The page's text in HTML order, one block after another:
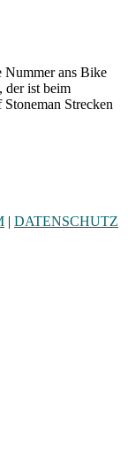
Nummer ans Bike
der ist beim
Strecken
| DATENSCHUTZ